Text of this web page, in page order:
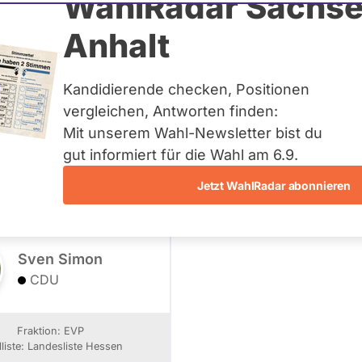
Anhalt
Kandidierende checken, Positionen
vergleichen, Antworten finden:
Mit unserem Wahl-Newsletter bist du
gut informiert für die Wahl am 6.9.
Jetzt WahlRadar abonnieren
Wahlkreis
- Alle - Landesliste Hessen
Sven Simon
CDU
Fraktion: EVP
Landesliste Hessen